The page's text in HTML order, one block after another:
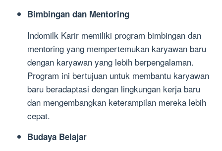
Bimbingan dan Mentoring
Indomilk Karir memiliki program bimbingan dan
mentoring yang mempertemukan karyawan baru
dengan karyawan yang lebih berpengalaman.
Program ini bertujuan untuk membantu karyawan
baru beradaptasi dengan lingkungan kerja baru
dan mengembangkan keterampilan mereka lebih
cepat.
Budaya Belajar